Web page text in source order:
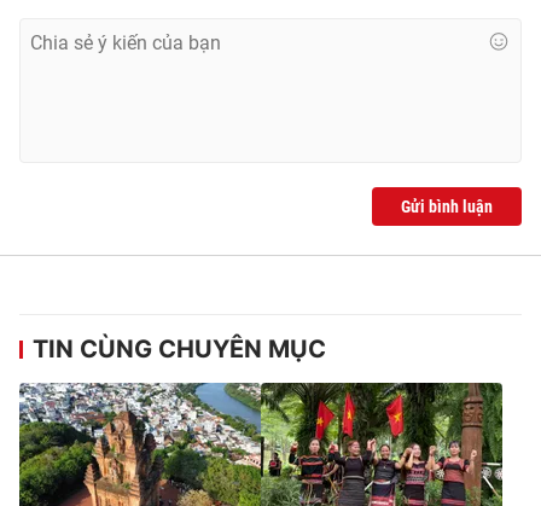
Gửi bình luận
TIN CÙNG CHUYÊN MỤC